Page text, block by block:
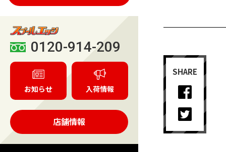
0120-914-209
お知らせ 入荷情報
店舗情報
SHARE